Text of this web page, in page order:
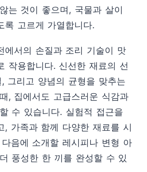
는 것이 좋으며, 국물과 살이
록 고르게 가열합니다.
에서의 손질과 조리 기술이 맛
작용합니다. 신선한 재료의 선
그리고 양념의 균형을 맞추는
, 집에서도 고급스러운 식감과
수 있습니다. 실험적 접근을
, 가족과 함께 다양한 재료를 시
음에 소개할 레시피나 변형 아
풍성한 한 끼를 완성할 수 있